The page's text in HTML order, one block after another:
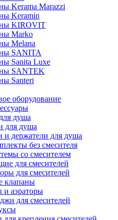
Kerama Marazzi
Keramin
KIROVIT
Marko
Melana
SANITA
Sanita Luxe
SANTEK
Santeri
оборудование
душа
для душа
и держатели для душа
без смесителя
со смесителем
для смесителей
для смесителей
клапаны
и аэраторы
для смесителей